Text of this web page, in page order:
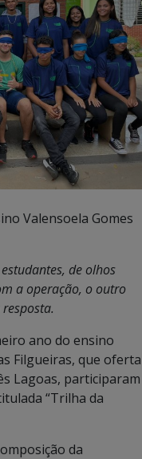
Valensoela Gomes
de olhos
a operação, o outro
ano do ensino
Filgueiras, que oferta
Lagoas, participaram
“Trilha da
da